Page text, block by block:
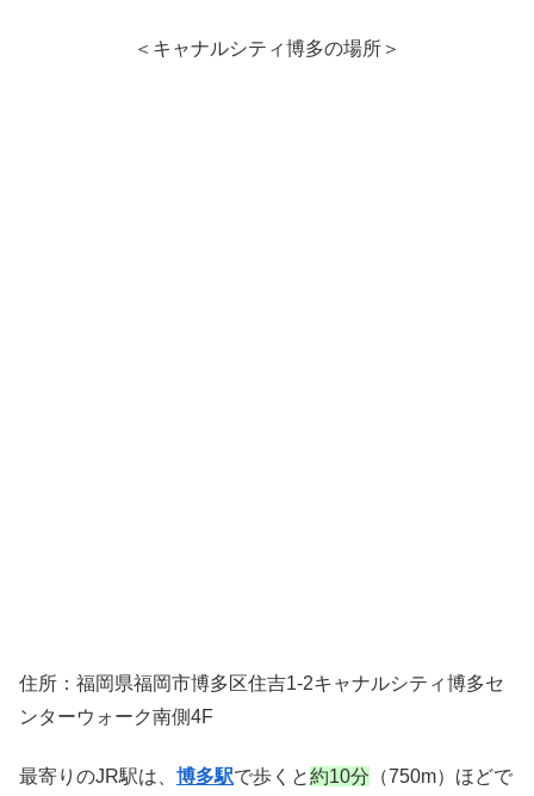
＜キャナルシティ博多の場所＞
住所：福岡県福岡市博多区住吉1-2キャナルシティ博多セ
ンターウォーク南側4F
最寄りのJR駅は、 博多駅で歩くと約10分 （750m）ほどで